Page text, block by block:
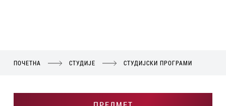
ПОЧЕТНА СТУДИЈЕ СТУДИЈСКИ ПРОГРАМИ